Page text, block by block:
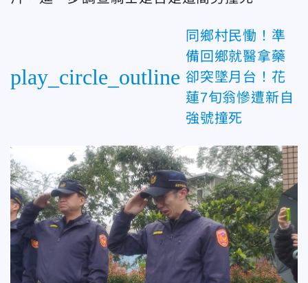
play_circle_outline
同鄉村民慟！準
備回鄉就醫拿藥
卻突墜月台！花
蓮7旬翁慘遭新自
強號撞死